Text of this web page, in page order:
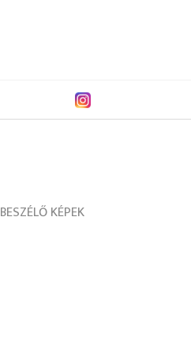
BESZÉLŐ KÉPEK